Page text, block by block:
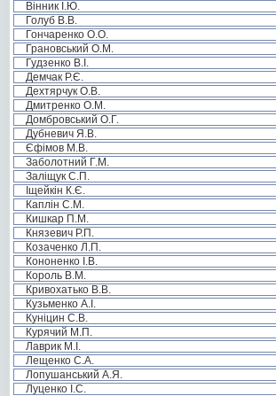
Вінник І.Ю.
Голуб В.В.
Гончаренко О.О.
Грановський О.М.
Гудзенко В.І.
Демчак Р.Є.
Дехтярчук О.В.
Дмитренко О.М.
Домбровський О.Г.
Дубневич Я.В.
Єфімов М.В.
Заболотний Г.М.
Заліщук С.П.
Іщейкін К.Є.
Каплін С.М.
Кишкар П.М.
Князевич Р.П.
Козаченко Л.П.
Кононенко І.В.
Король В.М.
Кривохатько В.В.
Кузьменко А.І.
Куніцин С.В.
Курячий М.П.
Лаврик М.І.
Лещенко С.А.
Лопушанський А.Я.
Луценко І.С.